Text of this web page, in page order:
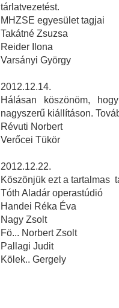
tárlatvezetést.
MHZSE egyesület tagjai
Takátné Zsuzsa
Reider Ilona
Varsányi György
2012.12.14.
Hálásan köszönöm,
nagyszerű kiállításon.
Révuti Norbert
Verőcei Tükör
2012.12.22.
Köszönjük ezt a tartalmas
Tóth Aladár operastúdió
Handei Réka Éva
Nagy Zsolt
Fö... Norbert Zsolt
Pallagi Judit
Kölek.. Gergely